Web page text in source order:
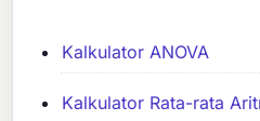
Kalkulator ANOVA
Kalkulator Rata-rata